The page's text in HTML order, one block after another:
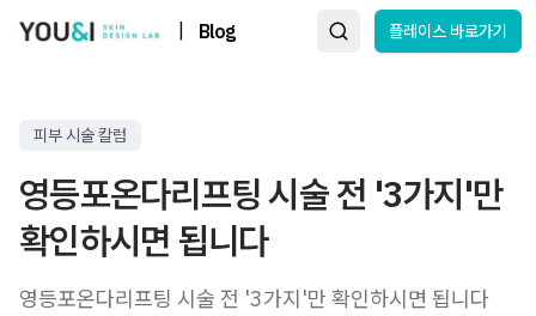
Blog 플레이스 바로가기
피부 시술 칼럼
영등포온다리프팅 시술 전 '3가지'만
확인하시면 됩니다
영등포온다리프팅 시술 전 '3가지'만 확인하시면 됩니다 ​ ​